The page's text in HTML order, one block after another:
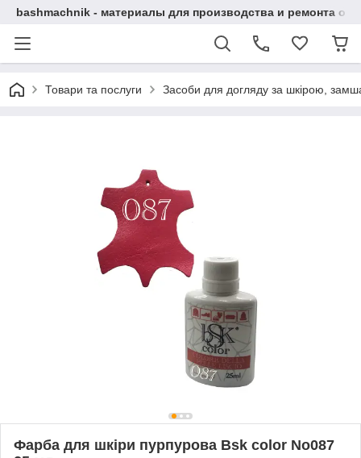
bashmachnik - материалы для производства и ремонта
Товари та послуги Засоби для догляду за шкірою,
Фарба для шкіри пурпурова Bsk color No087